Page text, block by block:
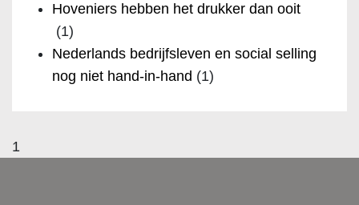
Hoveniers hebben het drukker dan ooit
(1)
Nederlands bedrijfsleven en social selling
nog niet hand-in-hand (1)
1